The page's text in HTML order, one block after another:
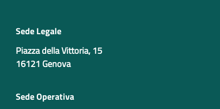
Sede Legale
Piazza della Vittoria, 15
16121 Genova
Sede Operativa